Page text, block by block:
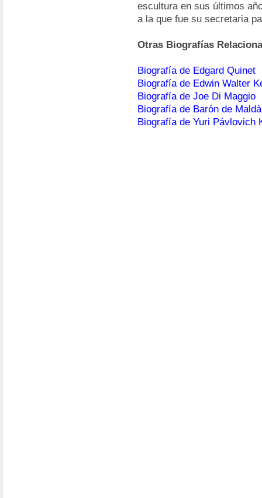
escultura en sus últimos
a la que fue su secretaria
Otras Biografías
Biografía de Edgard Quinet
Biografía de Edwin Walter
Biografía de Joe Di Maggio
Biografía de Barón de Maldà
Biografía de Yuri Pávlovich